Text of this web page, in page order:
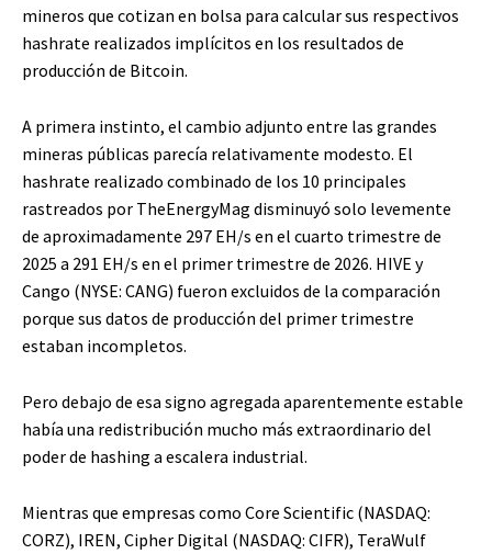
mineros que cotizan en bolsa para calcular sus respectivos
hashrate realizados implícitos en los resultados de
producción de Bitcoin.
A primera instinto, el cambio adjunto entre las grandes
mineras públicas parecía relativamente modesto. El
hashrate realizado combinado de los 10 principales
rastreados por TheEnergyMag disminuyó solo levemente
de aproximadamente 297 EH/s en el cuarto trimestre de
2025 a 291 EH/s en el primer trimestre de 2026. HIVE y
Cango (NYSE: CANG) fueron excluidos de la comparación
porque sus datos de producción del primer trimestre
estaban incompletos.
Pero debajo de esa signo agregada aparentemente estable
había una redistribución mucho más extraordinario del
poder de hashing a escalera industrial.
Mientras que empresas como Core Scientific (NASDAQ:
CORZ), IREN, Cipher Digital (NASDAQ: CIFR), TeraWulf